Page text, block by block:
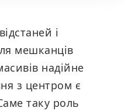
і
мешканців
надійне
з центром є
таку роль